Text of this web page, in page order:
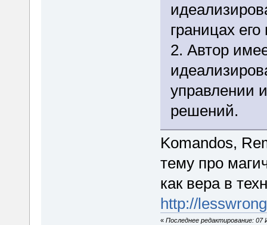
границах
2. Автор
управлении
решений.
Komandos,
тему про
как вера в
http://
« Последнее редактирование: 07